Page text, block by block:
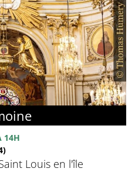
14H
Louis en l'île